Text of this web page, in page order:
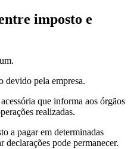
imposto e
devido pela empresa.
que informa aos órgãos
realizadas.
a pagar em determinadas
declarações pode permanecer.